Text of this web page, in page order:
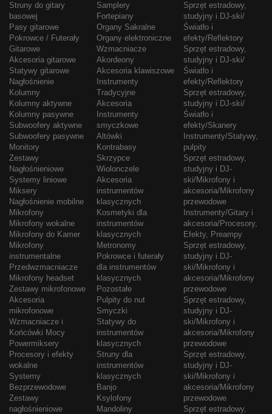
Struny do gitary
basowej
Pasy gitarowe
Pokrowce / Futerały
Gitarowe
Akcesoria gitarowe
Statywy gitarowe
Nagłośnienie
Kolumny
Kolumny aktywne
Kolumny pasywne
Subwoofery aktywne
Subwoofery pasywne
Monitory
Zestawy
Nagłośnieniowe
Systemy liniowe
Miksery
Nagłośnienie mobilne
Mikrofony
Mikrofony wokalne
Mikrofony do Kamer
Mikrofony
instrumentalne
Przedwzmacniacze
Mikrofony headset
Zestawy mikrofonowe
Akcesoria
mikrofonowe
Wzmacniacze i
Końcówki Mocy
Powermiksery
Procesory i efekty
wokalne
Systemy
Bezprzewodowe
Zestawy
nagłośnieniowe
Samplery
Fortepiany
Organy Sakralne
Organy elektroniczne
Wzmacniacze
Akordeony
Akcesoria klawiszowe
Instrumenty
Tradycyjne
Akcesoria
Instrumenty
smyczkowe
Altówki
Kontrabasy
Skrzypce
Wiolonczele
Akcesoria
instrumentów
klasycznych
Kosmetyki dla
instrumentów
klasycznych
Metronomy
Pokrowce i futerały
dla instrumentów
klasycznych
Pozostałe
Pulpity do nut
Smyczki
Statywy do
instrumentów
klasycznych
Struny dla
instrumentów
klasycznych
Banjo
Ksylofony
Mandoliny
Sprzęt estradowy,
studyjny i DJ-ski/
Światło i
efekty/Reflektory
Sprzęt estradowy,
studyjny i DJ-ski/
Światło i
efekty/Reflektory
Sprzęt estradowy,
studyjny i DJ-ski/
Światło i
efekty/Skanery
Instrumenty/Statywy,
pulpity
Sprzęt estradowy,
studyjny i DJ-
ski/Mikrofony i
akcesoria/Mikrofony
przewodowe
Instrumenty/Gitary i
akcesoria/Procesory,
Efekty, Preampy
Sprzęt estradowy,
studyjny i DJ-
ski/Mikrofony i
akcesoria/Mikrofony
przewodowe
Sprzęt estradowy,
studyjny i DJ-
ski/Mikrofony i
akcesoria/Mikrofony
przewodowe
Sprzęt estradowy,
studyjny i DJ-
ski/Mikrofony i
akcesoria/Mikrofony
przewodowe
Sprzęt estradowy,